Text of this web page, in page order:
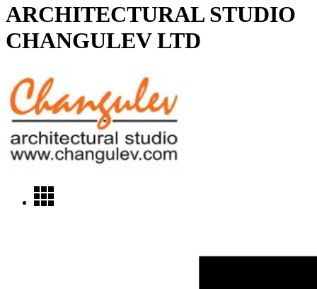
ARCHITECTURAL STUDIO
CHANGULEV LTD